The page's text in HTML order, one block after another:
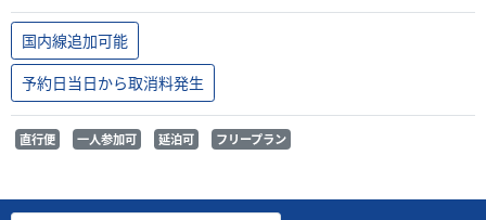
国内線追加可能
予約日当日から取消料発生
直行便 一人参加可 延泊可 フリープラン